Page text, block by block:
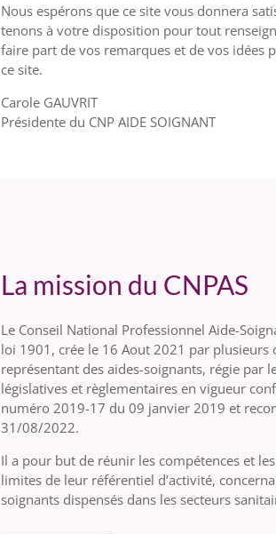
Nous espérons que ce site vous donnera
tenons à votre disposition pour tout
faire part de vos remarques et de vos idées
ce site.
Carole GAUVRIT
Présidente du CNP AIDE SOIGNANT
La mission du CNPAS
Le Conseil National Professionnel Aide-
loi 1901, crée le 16 Aout 2021 par plusieurs
représentant des aides-soignants, régie par
législatives et règlementaires en vigueur
numéro 2019-17 du 09 janvier 2019 et
31/08/2022.
Il a pour but de réunir les compétences et
limites de leur référentiel d’activité,
soignants dispensés dans les secteurs